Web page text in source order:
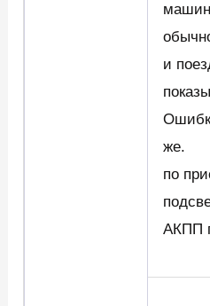
и
же.
по
АКПП